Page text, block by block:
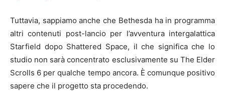
Tuttavia, sappiamo anche che Bethesda ha in programma
altri contenuti post-lancio per l’avventura intergalattica
Starfield dopo Shattered Space, il che significa che lo
studio non sarà concentrato esclusivamente su The Elder
Scrolls 6 per qualche tempo ancora. È comunque positivo
sapere che il progetto sta procedendo.